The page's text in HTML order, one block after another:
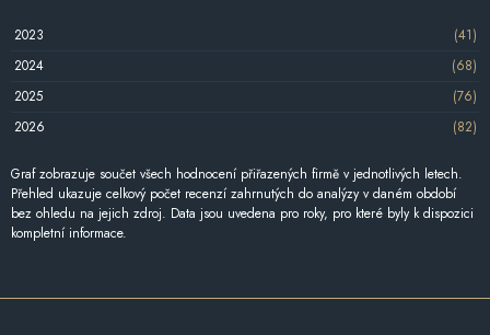
2023
(41)
2024
(68)
2025
(76)
2026
(82)
Graf zobrazuje součet všech hodnocení přiřazených firmě v jednotlivých letech.
Přehled ukazuje celkový počet recenzí zahrnutých do analýzy v daném období
bez ohledu na jejich zdroj. Data jsou uvedena pro roky, pro které byly k dispozici
kompletní informace.